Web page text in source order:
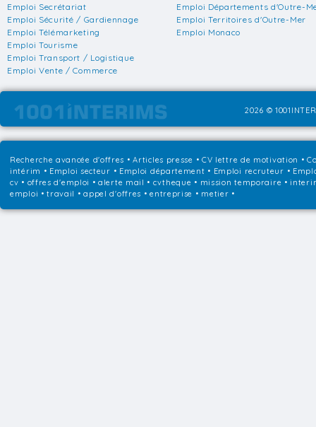
Emploi Secrétariat
Emploi Sécurité / Gardiennage
Emploi Télémarketing
Emploi Tourisme
Emploi Transport / Logistique
Emploi Vente / Commerce
Emploi Départements d'Outre-
Emploi Territoires d'Outre-Mer
Emploi Monaco
2026 ©
Recherche avancée d'offres •Articles presse • CV lettre de motivation •
intérim • Emploi secteur • Emploi département • Emploi recruteur •
cv • offres d'emploi • alerte mail • cvtheque • mission temporaire •
emploi • travail • appel d'offres • entreprise • metier •